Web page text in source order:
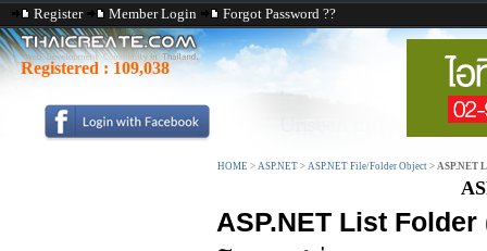
Register Member Login Forgot Password ??
Registered : 109,038
HOME > ASP.NET > ASP.NET File/Folder Object > ASP.NET
ASP.NET List